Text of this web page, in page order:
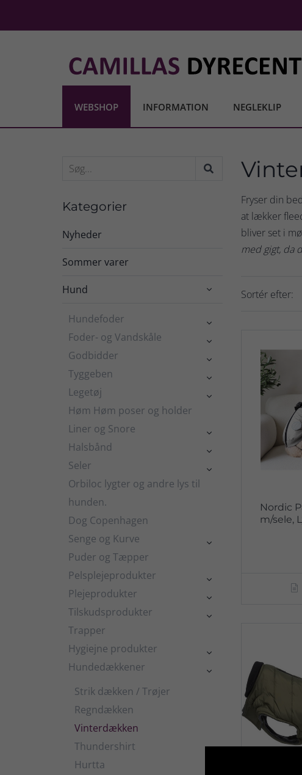
WEBSHOP INFORMATION NEGLEKLIP
Kategorier
Nyheder
Sommer varer
Hund 
Hundefoder 
Foder- og Vandskåle 
Godbidder 
Tyggeben 
Legetøj 
Høm Høm poser og holder
Liner og Snore

Halsbånd 
Seler 
Orbiloc lygter og andre lys til
hunden.
Dog Copenhagen
Senge og Kurve

Puder og Tæpper
Pelsplejeprodukter

Plejeprodukter 
Tilskudsprodukter 
Trapper
Hygiejne produkter

Hundedækkener 
Strik dækken / Trøjer
Regndækken
Vinterdækken
Thundershirt
Hurtta
Fryser din
at lækker
bliver set i
med gigt, da
Sortér efter:
Nordic
m/sele,